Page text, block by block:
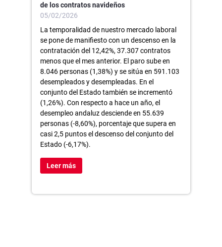
de los contratos navideños
05/02/2026
La temporalidad de nuestro mercado laboral
se pone de manifiesto con un descenso en la
contratación del 12,42%, 37.307 contratos
menos que el mes anterior. El paro sube en
8.046 personas (1,38%) y se sitúa en 591.103
desempleados y desempleadas. En el
conjunto del Estado también se incrementó
(1,26%). Con respecto a hace un año, el
desempleo andaluz desciende en 55.639
personas (-8,60%), porcentaje que supera en
casi 2,5 puntos el descenso del conjunto del
Estado (-6,17%).
Leer más